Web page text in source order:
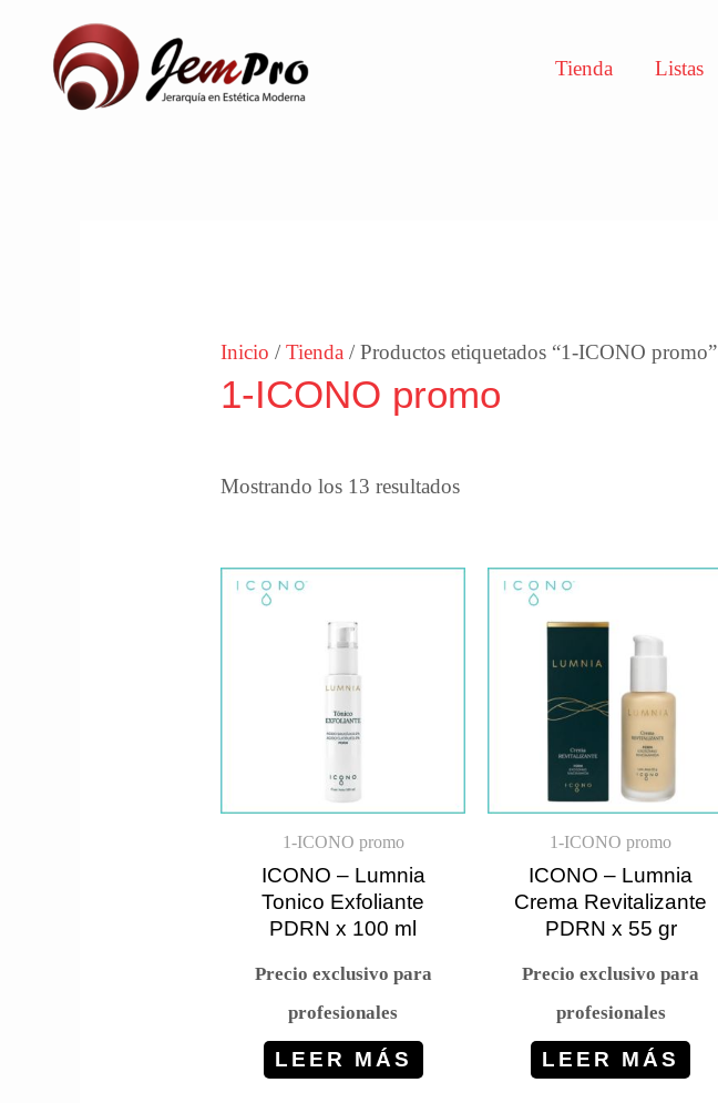
contenido
Tienda Listas
Inicio / Tienda/ Productos etiquetados “1-ICONO promo”
1-ICONO promo
Mostrando los 13 resultados
1-ICONO promo
ICONO – Lumnia
Tonico Exfoliante
PDRN x 100 ml
Precio exclusivo para
profesionales
LEER MÁS
1-ICONO promo
ICONO – Lumnia
Crema Revitalizante
PDRN x 55 gr
Precio exclusivo para
profesionales
LEER MÁS